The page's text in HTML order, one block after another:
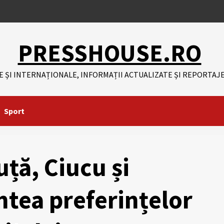
PRESSHOUSE.RO
ȘI INTERNAȚIONALE, INFORMAȚII ACTUALIZATE ȘI
Sport
Ciucu și
preferințelor